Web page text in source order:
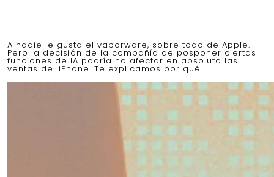
A nadie le gusta el vaporware, sobre todo de Apple.
Pero la decisión de la compañía de posponer ciertas
funciones de IA podría no afectar en absoluto las
ventas del iPhone. Te explicamos por qué.